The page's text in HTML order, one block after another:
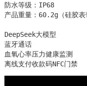
防水等级：IP68
产品重量：60.2g（硅胶表
DeepSeek大模型
蓝牙通话
血氧心率压力健康监测
离线支付收款码NFC门禁